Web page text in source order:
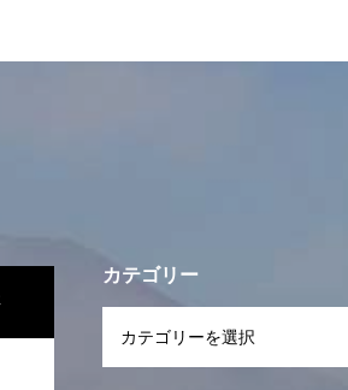
カテゴリー